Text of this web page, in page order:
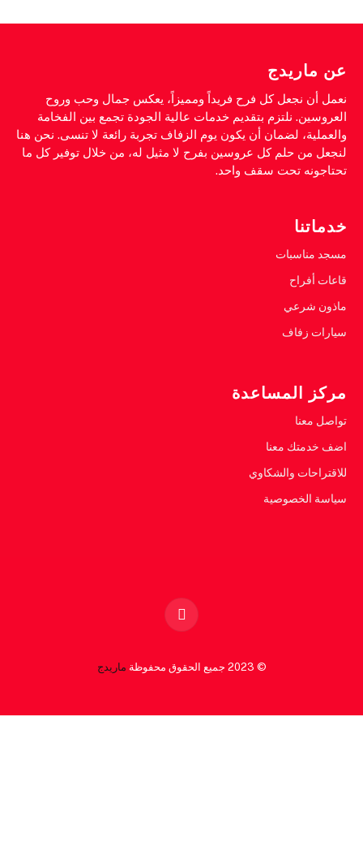
عن ماريدج
نعمل أن نجعل كل فرح فريداً ومميزاً، يعكس جمال وحب وروح
العروسين. نلتزم بتقديم خدمات عالية الجودة تجمع بين الفخامة
والعملية، لضمان أن يكون يوم الزفاف تجربة رائعة لا تنسى. نحن هنا
لنجعل من حلم كل عروسين بفرح لا مثيل له، من خلال توفير كل ما
تحتاجونه تحت سقف واحد.
خدماتنا
مسجد مناسبات
قاعات أفراح
ماذون شرعي
سيارات زفاف
مركز المساعدة
تواصل معنا
اضف خدمتك معنا
للاقتراحات والشكاوي
سياسة الخصوصية
Facebook
© 2023 جميع الحقوق محفوظة ماريدج